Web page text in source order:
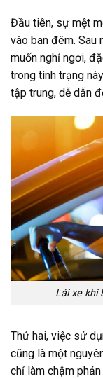
Đầu tiên, sự mệt
vào ban đêm. Sau
muốn nghỉ ngơi,
trong tình trạng
tập trung, dễ dẫn
Lái xe khi
Thứ hai, việc sử
cũng là một
chỉ làm chậm